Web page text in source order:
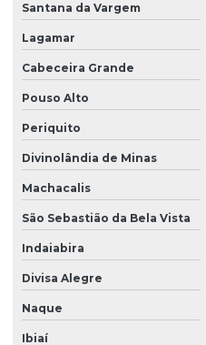
Santana da Vargem
Lagamar
Cabeceira Grande
Pouso Alto
Periquito
Divinolândia de Minas
Machacalis
São Sebastião da Bela Vista
Indaiabira
Divisa Alegre
Naque
Ibiaí